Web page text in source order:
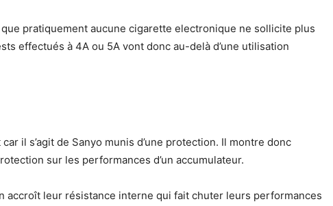
pratiquement aucune cigarette electronique ne sollicite plus
effectués à 4A ou 5A vont donc au-delà d’une utilisation
il s’agit de Sanyo munis d’une protection. Il montre donc
sur les performances d’un accumulateur.
accroît leur résistance interne qui fait chuter leurs performances